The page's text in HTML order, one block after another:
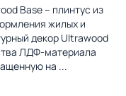
Base – плинтус из
жилых и
декор Ultrawood
ЛДФ-материала
на ...